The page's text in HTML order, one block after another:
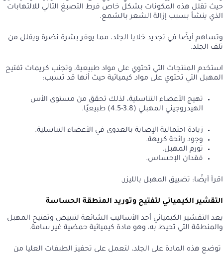
حيث تقلل هذه المكونات بشكل خاص فرط التصبغ التالي للالتهابات
الذي ينشأ بسبب إزالة الشعر بالشمع.
وتساهم أيضًا في تجديد خلايا الجلد، مما يوفر بشرة نضرة ويقلل من
تلف الجلد.
استخدم المنتجات التي تحتوي على مواد طبيعية، وتجنب كريمات تفتيح
المهبل التي تحتوي على مواد كيميائية حيث أنها قد تسبب:
تهيج الأعضاء التناسلية، لذلك تحقق من مستوى الأس
الهيدروجيني المهبلي (3.8-4.5) طبيعيًا.
زيادة احتمالية الإصابة بالعدوى في الأعضاء التناسلية.
وجود رائحة كريهة.
تورم المهبل.
فقدان الإحساس.
اقرأ أيضًا: تضييق المهبل بالليزر.
التقشير الكيميائي لتفتيح وتوريد المنطقة الحساسة
يعد التقشير الكيميائي أحد الأساليب الشائعة لتبييض وتفتيح المهبل
والمنطقة التي تحيط به، وهو مادة كيميائية حمضية غير سامة.
توضع هذه المادة على الجلد، لتعمل على تحفيز الطبقات العليا من